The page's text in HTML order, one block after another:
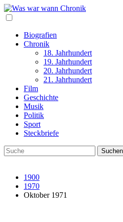
Biografien
Chronik
18. Jahrhundert
19. Jahrhundert
20. Jahrhundert
21. Jahrhundert
Film
Geschichte
Musik
Politik
Sport
Steckbriefe
1900
1970
Oktober 1971